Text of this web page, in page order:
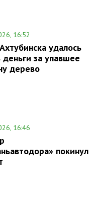
16:52
удалось
деньги за упавшее
дерево
16:46
покинул